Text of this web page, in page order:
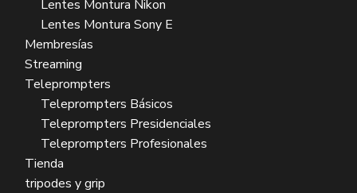
Lentes Montura Nikon
Lentes Montura Sony E
Membresías
Streaming
Teleprompters
Teleprompters Básicos
Teleprompters Presidenciales
Teleprompters Profesionales
Tienda
tripodes y grip